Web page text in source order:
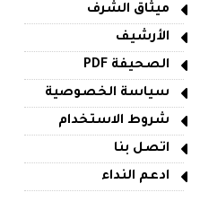
ميثاق الشرف
الأرشيف
الصحيفة PDF
سياسة الخصوصية
شروط الاستخدام
اتصل بنا
ادعم النداء